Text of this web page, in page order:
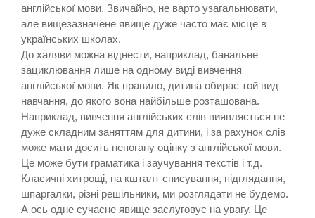
англійської мови. Звичайно, не варто узагальнювати,
але вищезазначене явище дуже часто має місце в
українських школах.
До халяви можна віднести, наприклад, банальне
зациклювання лише на одному виді вивчення
англійської мови. Як правило, дитина обирає той вид
навчання, до якого вона найбільше розташована.
Наприклад, вивчення англійських слів виявляється не
дуже складним заняттям для дитини, і за рахунок слів
може мати досить непогану оцінку з англійської мови.
Це може бути граматика і заучування текстів і т.д.
Класичні хитрощі, на кшталт списування, підглядання,
шпаргалки, різні решільники, ми розглядати не будемо.
А ось одне сучасне явище заслуговує на увагу. Це